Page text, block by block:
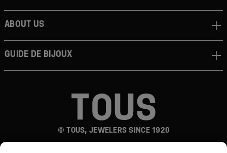
© TOUS, JEWELERS SINCE 1920
About us
Guide de bijoux